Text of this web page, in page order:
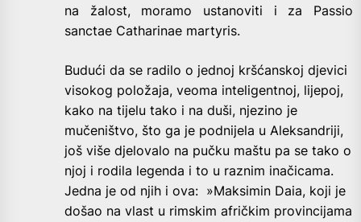
na žalost, moramo ustanoviti i za Passio
sanctae Catharinae martyris.
Budući da se radilo o jednoj kršćanskoj djevici
visokog položaja, veoma inteligentnoj, lijepoj,
kako na tijelu tako i na duši, njezino je
mučeništvo, što ga je podnijela u Aleksandriji,
još više djelovalo na pučku maštu pa se tako o
njoj i rodila legenda i to u raznim inačicama.
Jedna je od njih i ova: »Maksimin Daia, koji je
došao na vlast u rimskim afričkim provincijama